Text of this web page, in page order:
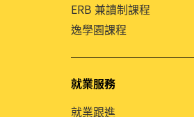
ERB 兼讀制課程
逸學園課程
就業服務
就業跟進